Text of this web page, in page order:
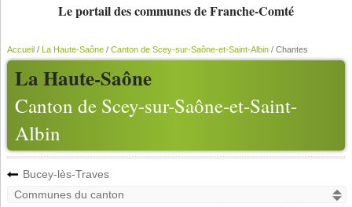
Le portail des communes de Franche-Comté
La Haute-Saône
Canton de Scey-sur-Saône-et-Saint-
Albin
Accueil/ La Haute-Saône/ Canton de Scey-sur-Saône-et-Saint-Albin/ Chantes
Bucey-lès-Traves